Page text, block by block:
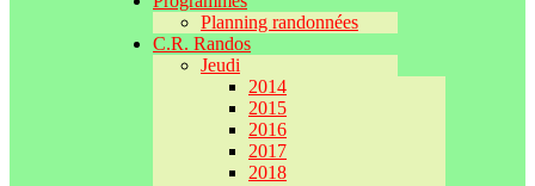
Planning randonnées
C.R. Randos
Jeudi
2014
2015
2016
2017
2018